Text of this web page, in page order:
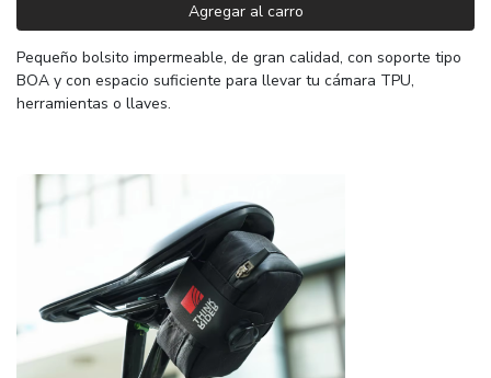
Agregar al carro
Pequeño bolsito impermeable, de gran calidad, con soporte tipo
BOA y con espacio suficiente para llevar tu cámara TPU,
herramientas o llaves.